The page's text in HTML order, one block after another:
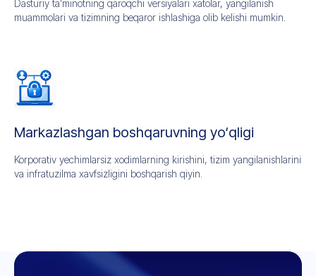
Dasturiy ta’minotning qaroqchi versiyalari xatolar, yangilanish
muammolari va tizimning beqaror ishlashiga olib kelishi mumkin.
Markazlashgan boshqaruvning yo‘qligi
Korporativ yechimlarsiz xodimlarning kirishini, tizim yangilanishlarini
va infratuzilma xavfsizligini boshqarish qiyin.